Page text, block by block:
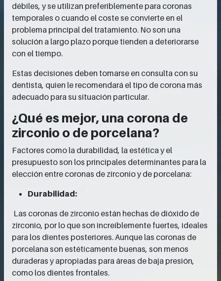
débiles, y se utilizan preferiblemente para coronas
temporales o cuando el coste se convierte en el
problema principal del tratamiento. No son una
solución a largo plazo porque tienden a deteriorarse
con el tiempo.
Estas decisiones deben tomarse en consulta con su
dentista, quien le recomendará el tipo de corona más
adecuado para su situación particular.
¿Qué es mejor, una corona de
zirconio o de porcelana?
Factores como la durabilidad, la estética y el
presupuesto son los principales determinantes para la
elección entre coronas de zirconio y de porcelana:
Durabilidad:
Las coronas de zirconio están hechas de dióxido de
zirconio, por lo que son increíblemente fuertes, ideales
para los dientes posteriores. Aunque las coronas de
porcelana son estéticamente buenas, son menos
duraderas y apropiadas para áreas de baja presión,
como los dientes frontales.